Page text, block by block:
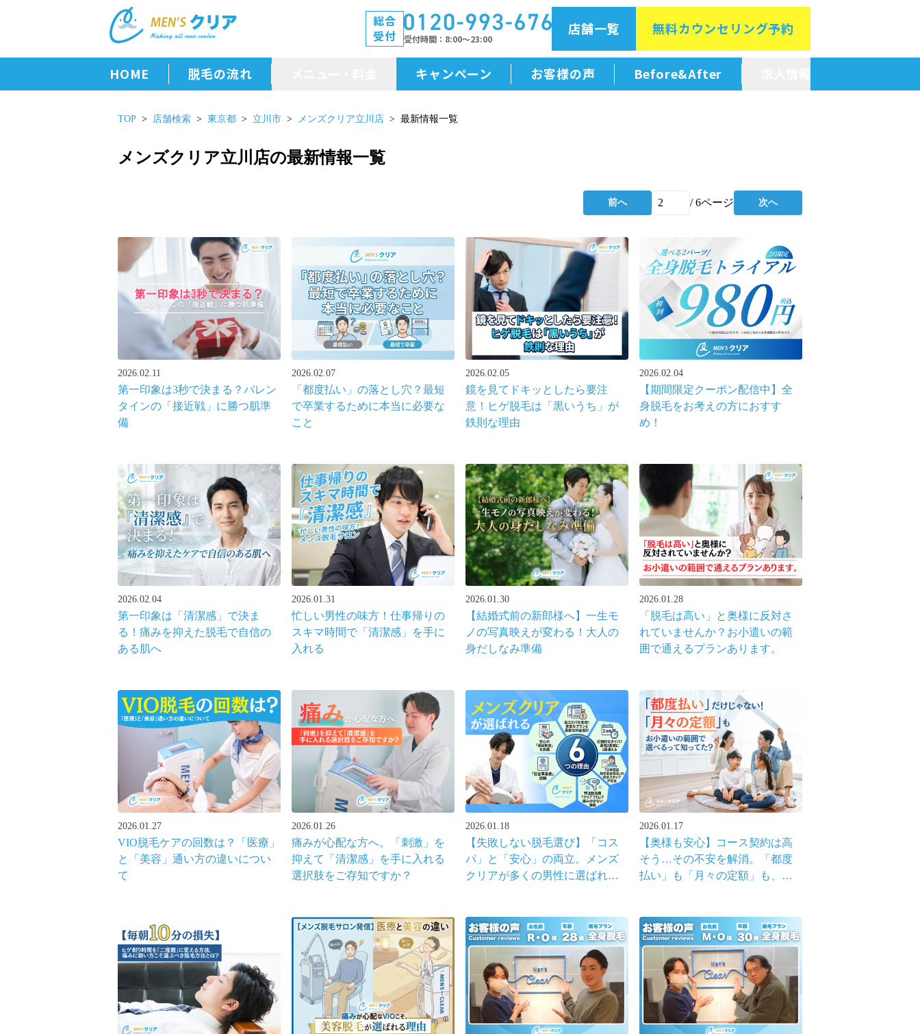
総合
受付
受付時間 8:00～23:00
店舗一覧 無料カウンセリング予約
HOME 脱毛の流れ
メニュー・料金
前払金保証
キャンペーン お客様の声 Before&After
TOP 店舗検索 東京都 立川市 メンズクリア立川店 最新情報一覧
メンズクリア立川店の最新情報一覧
前へ /6ページ 次へ
2026.02.11
第一印象は3秒で決まる？バレン
タインの「接近戦」に勝つ肌準
備
2026.02.07
「都度払い」の落とし穴？最短
で卒業するために本当に必要な
こと
2026.02.05
鏡を見てドキッとしたら要注
意！ヒゲ脱毛は「黒いうち」が
鉄則な理由
2026.02.04
【期間限定クーポン配信中】全
身脱毛をお考えの方におすす
め！
2026.02.04
第一印象は「清潔感」で決ま
る！痛みを抑えた脱毛で自信の
ある肌へ
2026.01.31
忙しい男性の味方！仕事帰りの
スキマ時間で「清潔感」を手に
入れる
2026.01.30
【結婚式前の新郎様へ】一生モ
ノの写真映えが変わる！大人の
身だしなみ準備
2026.01.28
「脱毛は高い」と奥様に反対さ
れていませんか？お小遣いの範
囲で通えるプランあります。
2026.01.27
VIO脱毛ケアの回数は？「医療」
と「美容」通い方の違いについ
て
2026.01.26
痛みが心配な方へ。「刺激」を
抑えて「清潔感」を手に入れる
選択肢をご存知ですか？
2026.01.18
【失敗しない脱毛選び】「コス
パ」と「安心」の両立。メンズ
クリアが多くの男性に選ばれ続
2026.01.17
【奥様も安心】コース契約は高
そう…その不安を解消。「都度
払い」も「月々の定額」も、お